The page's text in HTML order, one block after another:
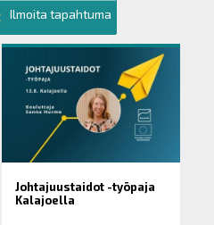
Ilmoita tapahtuma
Johtajuustaidot -työpaja
Kalajoella